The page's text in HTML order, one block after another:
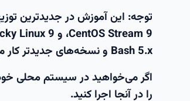
Bash 5.x و نسخه‌های جدیدتر کار می‌کنند.
اگر می‌خواهید در سیستم محلی خود
را در آنجا اجرا کنید.